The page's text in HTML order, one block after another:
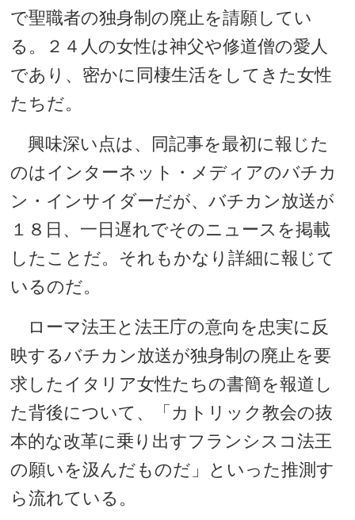
で聖職者の独身制の廃止を請願してい
る。２４人の女性は神父や修道僧の愛人
であり、密かに同棲生活をしてきた女性
たちだ。
興味深い点は、同記事を最初に報じた
のはインターネット・メディアのバチカ
ン・インサイダーだが、バチカン放送が
１８日、一日遅れでそのニュースを掲載
したことだ。それもかなり詳細に報じて
いるのだ。
ローマ法王と法王庁の意向を忠実に反
映するバチカン放送が独身制の廃止を要
求したイタリア女性たちの書簡を報道し
た背後について、「カトリック教会の抜
本的な改革に乗り出すフランシスコ法王
の願いを汲んだものだ」といった推測す
ら流れている。